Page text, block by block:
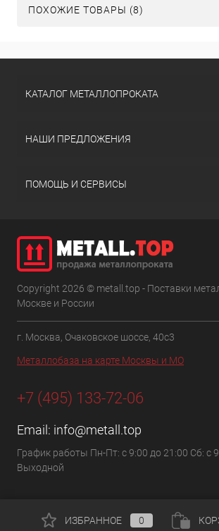
ПОХОЖИЕ ТОВАРЫ (8)
КАТАЛОГ МЕТАЛЛОПРОКАТА
НАШИ ПРЕДЛОЖЕНИЯ
ПОМОЩЬ И СЕРВИСЫ
Copyright 2026 © metall.top - Поставки
Москве и России
г. Москва, Очаковское шоссе, 40с3
Металлобаза на карте Москвы и МО
+7 (495) 133-72-06
Email: info@metall.top
График работы Пн-Пт: с 9:00 до 21:00 Сб: с
Выходной
ИЗБРАННОЕ 0